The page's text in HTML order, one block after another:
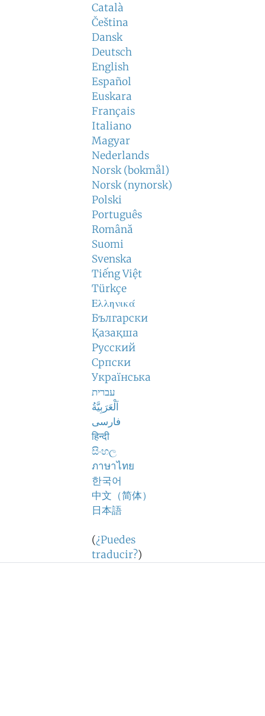
Català
Čeština
Dansk
Deutsch
English
Español
Euskara
Français
Italiano
Magyar
Nederlands
Norsk (bokmål)
Norsk (nynorsk)
Polski
Português
Română
Suomi
Svenska
Tiếng Việt
Türkçe
Ελληνικά
Български
Қазақша
Русский
Српски
Українська
עברית
اَلْعَرَبِيَّةُ
فارسی
हिन्दी
සිංහල
ภาษาไทย
한국어
中文（简体）
日本語
(¿Puedes
traducir?)